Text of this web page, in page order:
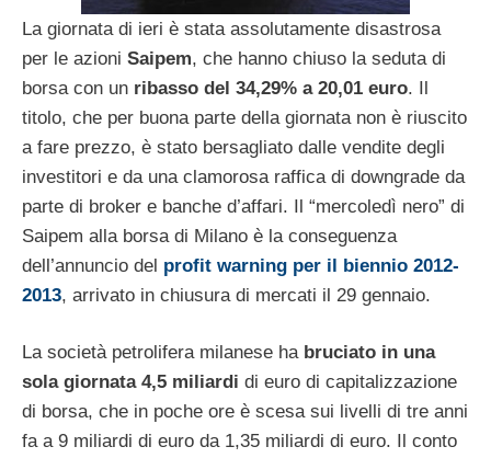
La giornata di ieri è stata assolutamente disastrosa
per le azioni Saipem, che hanno chiuso la seduta di
borsa con un ribasso del 34,29% a 20,01 euro. Il
titolo, che per buona parte della giornata non è riuscito
a fare prezzo, è stato bersagliato dalle vendite degli
investitori e da una clamorosa raffica di downgrade da
parte di broker e banche d’affari. Il “mercoledì nero” di
Saipem alla borsa di Milano è la conseguenza
dell’annuncio del profit warning per il biennio 2012-
2013, arrivato in chiusura di mercati il 29 gennaio.
La società petrolifera milanese ha bruciato in una
sola giornata 4,5 miliardi di euro di capitalizzazione
di borsa, che in poche ore è scesa sui livelli di tre anni
fa a 9 miliardi di euro da 1,35 miliardi di euro. Il conto